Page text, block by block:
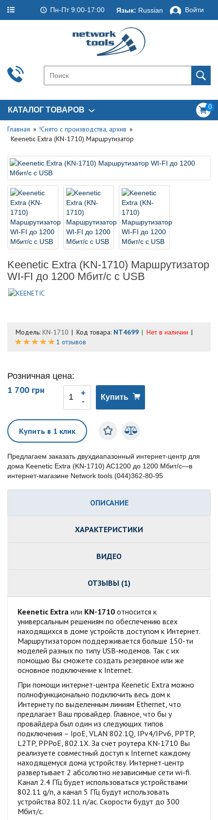
Пн-Пт 9:00-17:00 Язык: Russian Войти
КАТАЛОГ ТОВАРОВ 0
Главная
!Снято с производства, архив
Keenetic Extra (KN-1710) Маршрутизатор
Keenetic Extra (KN-1710) Маршрутизатор
WI-FI до 1200 Мбит/с с USB
Модель: KN-1710 Код товара: NT4699
Нет в наличии
1 отзывов
Розничная цена:
1 700 грн
Купить
Купить в 1 клик
Предлагаем заказать двухдиапазонный интернет-центр для
дома Keenetic Extra (KN-1710) AC1200 до 1200 Мбит/с—в
интернет-магазине Network tools (044)362-80-95
ОПИСАНИЕ
ХАРАКТЕРИСТИКИ
ВИДЕО
ОТЗЫВЫ (1)
Keenetic Extra или KN-1710 относится к
универсальным решениям по обеспечению всех
находящихся в доме устройств доступом к Интернет.
Маршрутизатором поддерживается больше 150-ти
моделей разных по типу USB-модемов. Так с их
помощью Вы сможете создать резервное или же
основное подключение к Internet.
При помощи интернет-центра Keenetic Extra можно
полнофункционально подключить весь дом к
Интернету по выделенным линиям Ethernet, что
предлагает Ваш провайдер. Главное, что бы у
провайдера был один из следующих типов
подключения – IpoE, VLAN 802.1Q, IPv4/IPv6, PPTP,
L2TP, PPPoE, 802.1X. За счет роутера KN-1710 Вы
реализуете совместный доступ к Internet каждому
находящемуся дома устройству. Интернет-центр
развертывает 2 абсолютно независимые сети wi-fi.
Канал 2.4 ГГц будет использоваться устройствами
802.11 g/n, а канал 5 ГГц будут использовать
устройства 802.11 n/ac. Скорости будут до 300
Мбит/с.